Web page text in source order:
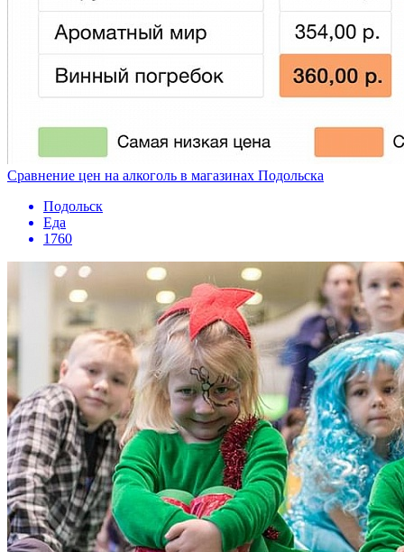
Сравнение цен на алкоголь в магазинах Подольска
Подольск
Еда
1760